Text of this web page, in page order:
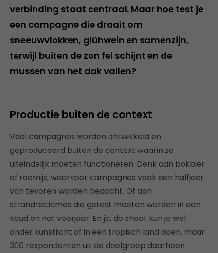
verbinding staat centraal. Maar hoe test je
een campagne die draait om
sneeuwvlokken, glühwein en samenzijn,
terwijl buiten de zon fel schijnt en de
mussen van het dak vallen?
Productie buiten de context
Veel campagnes worden ontwikkeld en
geproduceerd buiten de context waarin ze
uiteindelijk moeten functioneren. Denk aan bokbier
of roomijs, waarvoor campagnes vaak een halfjaar
van tevoren worden bedacht. Of aan
strandreclames die getest moeten worden in een
koud en nat voorjaar. En ja, de shoot kun je wel
onder kunstlicht of in een tropisch land doen, maar
300 respondenten uit de doelgroep daarheen